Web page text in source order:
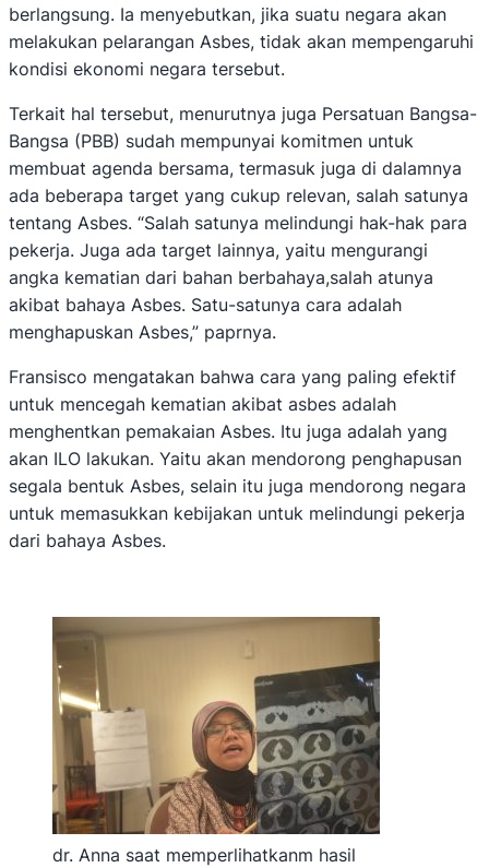
berlangsung. Ia menyebutkan, jika suatu negara akan
melakukan pelarangan Asbes, tidak akan mempengaruhi
kondisi ekonomi negara tersebut.
Terkait hal tersebut, menurutnya juga Persatuan Bangsa-
Bangsa (PBB) sudah mempunyai komitmen untuk
membuat agenda bersama, termasuk juga di dalamnya
ada beberapa target yang cukup relevan, salah satunya
tentang Asbes. “Salah satunya melindungi hak-hak para
pekerja. Juga ada target lainnya, yaitu mengurangi
angka kematian dari bahan berbahaya,salah atunya
akibat bahaya Asbes. Satu-satunya cara adalah
menghapuskan Asbes,” paprnya.
Fransisco mengatakan bahwa cara yang paling efektif
untuk mencegah kematian akibat asbes adalah
menghentkan pemakaian Asbes. Itu juga adalah yang
akan ILO lakukan. Yaitu akan mendorong penghapusan
segala bentuk Asbes, selain itu juga mendorong negara
untuk memasukkan kebijakan untuk melindungi pekerja
dari bahaya Asbes.
dr. Anna saat memperlihatkanm hasil